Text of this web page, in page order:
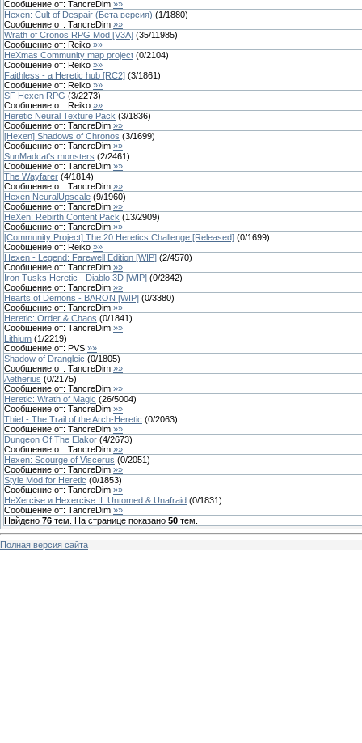
Сообщение от: TancreDim »»
Hexen: Cult of Despair (Бет а верс и я) (1/1880)
Сообщение от: TancreDim »»
Wrath of Cronos RPG Mod [V3A] (35/11985)
Сообщение от: Reiko »»
HeXmas Community map project (0/2104)
Сообщение от: Reiko »»
Faithless - a Heretic hub [RC2] (3/1861)
Сообщение от: Reiko »»
SF Hexen RPG (3/2273)
Сообщение от: Reiko »»
Heretic Neural Texture Pack (3/1836)
Сообщение от: TancreDim »»
[Hexen] Shadows of Chronos (3/1699)
Сообщение от: TancreDim »»
SunMadcat's monsters (2/2461)
Сообщение от: TancreDim »»
The Wayfarer (4/1814)
Сообщение от: TancreDim »»
Hexen NeuralUpscale (9/1960)
Сообщение от: TancreDim »»
HeXen: Rebirth Content Pack (13/2909)
Сообщение от: TancreDim »»
[Community Project] The 20 Heretics Challenge [Released] (0/1699)
Сообщение от: Reiko »»
Hexen - Legend: Farewell Edition [WIP] (2/4570)
Сообщение от: TancreDim »»
Iron Tusks Heretic - Diablo 3D [WIP] (0/2842)
Сообщение от: TancreDim »»
Hearts of Demons - BARON [WIP] (0/3380)
Сообщение от: TancreDim »»
Heretic: Order & Chaos (0/1841)
Сообщение от: TancreDim »»
Lithium (1/2219)
Сообщение от: PVS »»
Shadow of Drangleic (0/1805)
Сообщение от: TancreDim »»
Aetherius (0/2175)
Сообщение от: TancreDim »»
Heretic: Wrath of Magic (26/5004)
Сообщение от: TancreDim »»
Thief - The Trail of the Arch-Heretic (0/2063)
Сообщение от: TancreDim »»
Dungeon Of The Elakor (4/2673)
Сообщение от: TancreDim »»
Hexen: Scourge of Viscerus (0/2051)
Сообщение от: TancreDim »»
Style Mod for Heretic (0/1853)
Сообщение от: TancreDim »»
HeXercise и Hexercise II: Untomed & Unafraid (0/1831)
Сообщение от: TancreDim »»
Найдено 76 тем. На странице показано 50 тем.
Полная версия сайта